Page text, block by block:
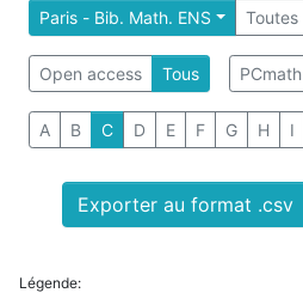
Paris - Bib. Math. ENS Toutes
Open access Tous PCmath
A B C D E F G H I
Exporter au format .csv
Légende: